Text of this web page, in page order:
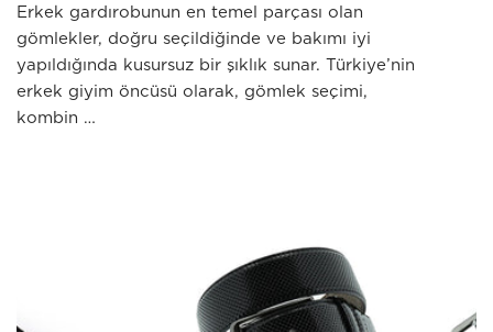
Erkek gardırobunun en temel parçası olan
gömlekler, doğru seçildiğinde ve bakımı iyi
yapıldığında kusursuz bir şıklık sunar. Türkiye’nin
erkek giyim öncüsü olarak, gömlek seçimi,
kombin …